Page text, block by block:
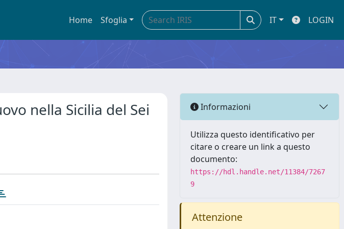
Home Sfoglia IT LOGIN
nella Sicilia del Sei
Informazioni
Utilizza questo identificativo per
citare o creare un link a questo
documento:
https://hdl.handle.net/11384/7267
9
Attenzione